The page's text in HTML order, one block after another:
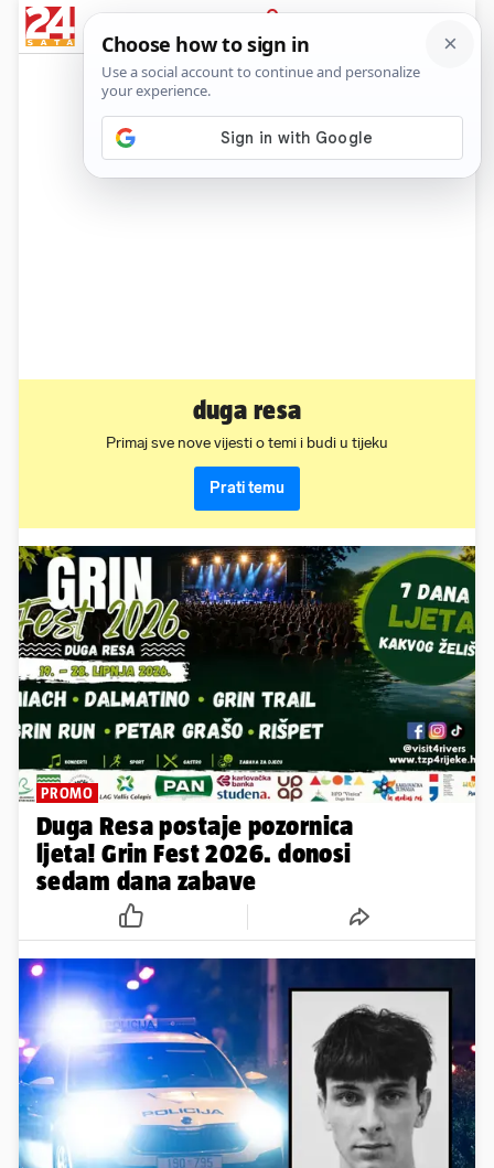
PRIJAVA
News
duga resa
Primaj sve nove vijesti o temi i budi u tijeku
Prati temu
PROMO
Duga Resa postaje pozornica
ljeta! Grin Fest 2026. donosi
sedam dana zabave